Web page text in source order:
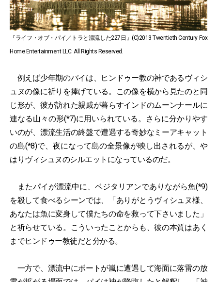
『ライフ・オブ・パイ／トラと漂流した227日』(C)2013 Twentieth Century Fox
Home Entertainment LLC. All Rights Reserved.
例えば少年期のパイは、ヒンドゥー教の神であるヴィシ
ュヌの像に祈りを捧げている。この像を横から見たのと同
じ形が、彼が訪れた親戚が暮らすインドのムーンナールに
連なる山々の形(*7)に用いられている。さらに分かりやす
いのが、漂流生活の終盤で遭遇する奇妙なミーアキャット
の島(*8)で、夜になって島の全景像が映し出されるが、や
はりヴィシュヌのシルエットになっているのだ。
またパイが漂流中に、ベジタリアンでありながら魚(*9)
を殺して食べるシーンでは、「ありがとうヴィシュヌ様、
あなたは魚に変身して僕たちの命を救って下さいました」
と祈らせている。こういったことからも、彼の本質はあく
までヒンドゥー教徒だと分かる。
一方で、漂流中にボートが嵐に遭遇して海面に落雷の放